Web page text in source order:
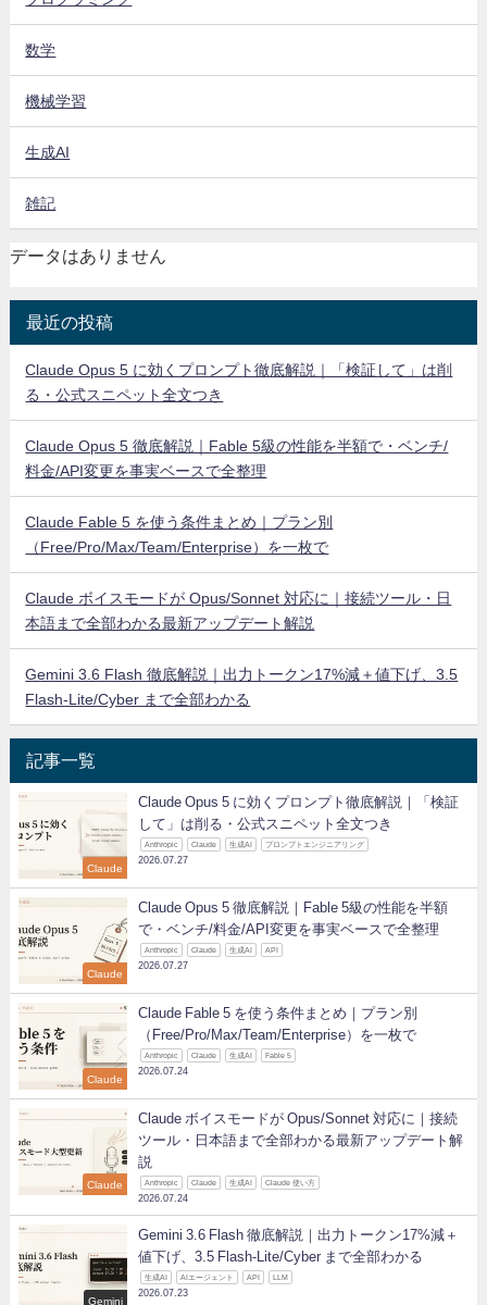
数学
機械学習
生成AI
雑記
データはありません
最近の投稿
Claude Opus 5 に効くプロンプト徹底解説｜「検証して」は削
る・公式スニペット全文つき
Claude Opus 5 徹底解説｜Fable 5級の性能を半額で・ベンチ/
料金/API変更を事実ベースで全整理
Claude Fable 5 を使う条件まとめ｜プラン別
（Free/Pro/Max/Team/Enterprise）を一枚で
Claude ボイスモードが Opus/Sonnet 対応に｜接続ツール・日
本語まで全部わかる最新アップデート解説
Gemini 3.6 Flash 徹底解説｜出力トークン17%減＋値下げ、3.5
Flash-Lite/Cyber まで全部わかる
記事一覧
Claude
Claude Opus 5 に効くプロンプト徹底解説｜「検証
して」は削る・公式スニペット全文つき
Anthropic Claude 生成AI プロンプトエンジニアリング
2026.07.27
Claude
Claude Opus 5 徹底解説｜Fable 5級の性能を半額
で・ベンチ/料金/API変更を事実ベースで全整理
Anthropic Claude 生成AI API
2026.07.27
Claude
Claude Fable 5 を使う条件まとめ｜プラン別
（Free/Pro/Max/Team/Enterprise）を一枚で
Anthropic Claude 生成AI Fable 5
2026.07.24
Claude
Claude ボイスモードが Opus/Sonnet 対応に｜接続
ツール・日本語まで全部わかる最新アップデート解
説
Anthropic Claude 生成AI Claude 使い方
2026.07.24
Gemini
Gemini 3.6 Flash 徹底解説｜出力トークン17%減＋
値下げ、3.5 Flash-Lite/Cyber まで全部わかる
生成AI AIエージェント API LLM
2026.07.23